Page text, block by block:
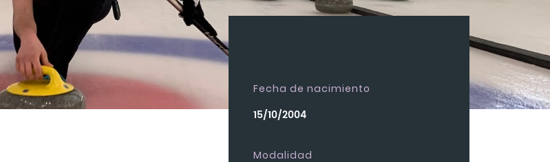
Fecha de nacimiento
15/10/2004
Modalidad